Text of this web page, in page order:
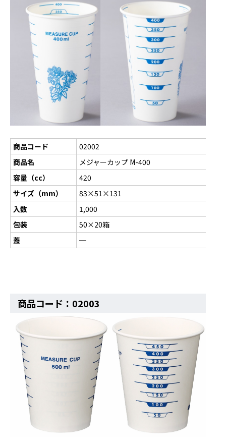
商品コード
02002
商品名
メジャーカップ M-400
容量（cc）
420
サイズ（mm）
83×51×131
入数
1,000
包装
50×20箱
蓋
─
商品コード：02003